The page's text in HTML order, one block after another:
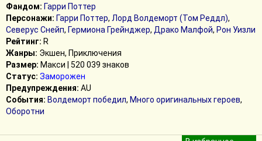
Фандом: Гарри Поттер
Персонажи: Гарри Поттер, Лорд Волдеморт (Том Реддл),
Северус Снейп, Гермиона Грейнджер, Драко Малфой, Рон Уизли
Рейтинг: R
Жанры: Экшен, Приключения
Размер: Макси | 520 039 знаков
Статус: Заморожен
Предупреждения: AU
События: Волдеморт победил, Много оригинальных героев,
Оборотни